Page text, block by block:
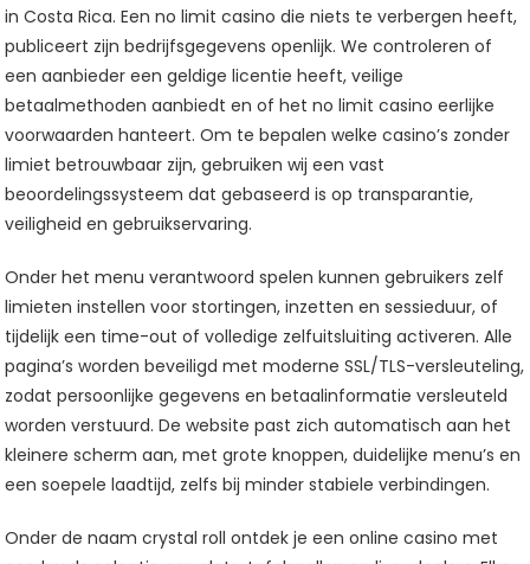
in Costa Rica. Een no limit casino die niets te verbergen heeft,
publiceert zijn bedrijfsgegevens openlijk. We controleren of
een aanbieder een geldige licentie heeft, veilige
betaalmethoden aanbiedt en of het no limit casino eerlijke
voorwaarden hanteert. Om te bepalen welke casino’s zonder
limiet betrouwbaar zijn, gebruiken wij een vast
beoordelingssysteem dat gebaseerd is op transparantie,
veiligheid en gebruikservaring.
Onder het menu verantwoord spelen kunnen gebruikers zelf
limieten instellen voor stortingen, inzetten en sessieduur, of
tijdelijk een time-out of volledige zelfuitsluiting activeren. Alle
pagina’s worden beveiligd met moderne SSL/TLS-versleuteling,
zodat persoonlijke gegevens en betaalinformatie versleuteld
worden verstuurd. De website past zich automatisch aan het
kleinere scherm aan, met grote knoppen, duidelijke menu’s en
een soepele laadtijd, zelfs bij minder stabiele verbindingen.
Onder de naam crystal roll ontdek je een online casino met